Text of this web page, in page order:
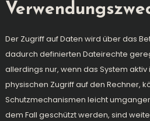
Der Zugriff auf Daten wird über das
dadurch definierten Dateirechte
allerdings nur, wenn das System aktiv
physischen Zugriff auf den Rechner,
Schutzmechanismen leicht
dem Fall geschützt werden, sind